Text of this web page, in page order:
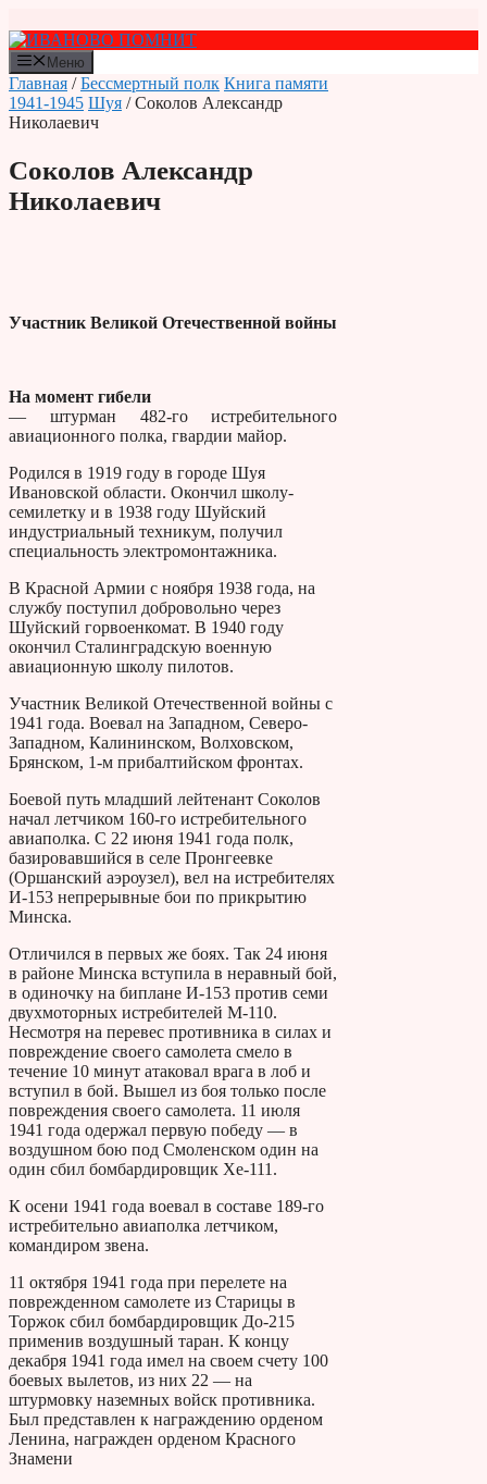
к
содержимому
Меню
Главная /Бессмертный полк Книга памяти
1941-1945 Шуя / Соколов Александр
Николаевич
Соколов Александр
Николаевич
Участник Великой Отечественной войны
На момент гибели
— штурман 482-го истребительного
авиационного полка, гвардии майор.
Родился в 1919 году в городе Шуя
Ивановской области. Окончил школу-
семилетку и в 1938 году Шуйский
индустриальный техникум, получил
специальность электромонтажника.
В Красной Армии с ноября 1938 года, на
службу поступил добровольно через
Шуйский горвоенкомат. В 1940 году
окончил Сталинградскую военную
авиационную школу пилотов.
Участник Великой Отечественной войны с
1941 года. Воевал на Западном, Северо-
Западном, Калининском, Волховском,
Брянском, 1-м прибалтийском фронтах.
Боевой путь младший лейтенант Соколов
начал летчиком 160-го истребительного
авиаполка. С 22 июня 1941 года полк,
базировавшийся в селе Пронгеевке
(Оршанский аэроузел), вел на истребителях
И-153 непрерывные бои по прикрытию
Минска.
Отличился в первых же боях. Так 24 июня
в районе Минска вступила в неравный бой,
в одиночку на биплане И-153 против семи
двухмоторных истребителей М-110.
Несмотря на перевес противника в силах и
повреждение своего самолета смело в
течение 10 минут атаковал врага в лоб и
вступил в бой. Вышел из боя только после
повреждения своего самолета. 11 июля
1941 года одержал первую победу — в
воздушном бою под Смоленском один на
один сбил бомбардировщик Хе-111.
К осени 1941 года воевал в составе 189-го
истребительно авиаполка летчиком,
командиром звена.
11 октября 1941 года при перелете на
поврежденном самолете из Старицы в
Торжок сбил бомбардировщик До-215
применив воздушный таран. К концу
декабря 1941 года имел на своем счету 100
боевых вылетов, из них 22 — на
штурмовку наземных войск противника.
Был представлен к награждению орденом
Ленина, награжден орденом Красного
Знамени